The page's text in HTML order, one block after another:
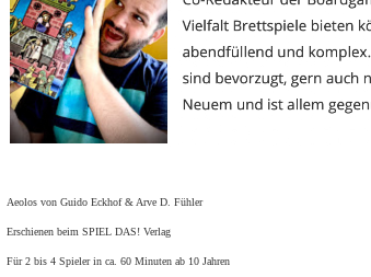
Aeolos von Guido Eckhof & Arve D. Fühler
Erschienen beim SPIEL DAS! Verlag
Für 2 bis 4 Spieler in ca. 60 Minuten ab 10 Jahren